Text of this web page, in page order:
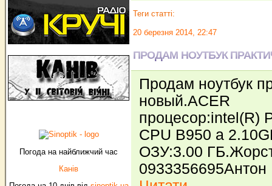
Погода на найближчий час
Канів
Теги статті:
20 березня 2014, 22:47
ПРОДАМ НОУТБУК
Продам ноутбук
новый.ACER
процесор:intel(R)
CPU B950 a
OЗУ:3.00
0933356695Антон